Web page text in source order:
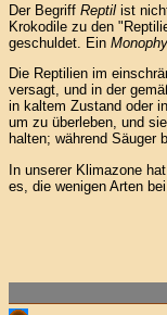
Der Begriff Reptil ist
Krokodile zu den
geschuldet. Ein
Die Reptilien im
versagt, und in der
in kaltem Zustand oder
um zu überleben, und
halten; während Säuger
In unserer Klimazone
es, die wenigen Arten